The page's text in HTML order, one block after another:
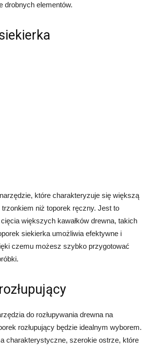
drobnych elementów.
które charakteryzuje się większą
niż toporek ręczny. Jest to
większych kawałków drewna, takich
siekierka umożliwia efektywne i
czemu możesz szybko przygotować
do rozłupywania drewna na
rozłupujący będzie idealnym wyborem.
charakterystyczne, szerokie ostrze, które